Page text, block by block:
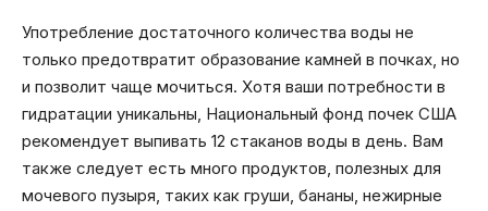
Употребление достаточного количества воды не
только предотвратит образование камней в почках, но
и позволит чаще мочиться. Хотя ваши потребности в
гидратации уникальны, Национальный фонд почек США
рекомендует выпивать 12 стаканов воды в день. Вам
также следует есть много продуктов, полезных для
мочевого пузыря, таких как груши, бананы, нежирные